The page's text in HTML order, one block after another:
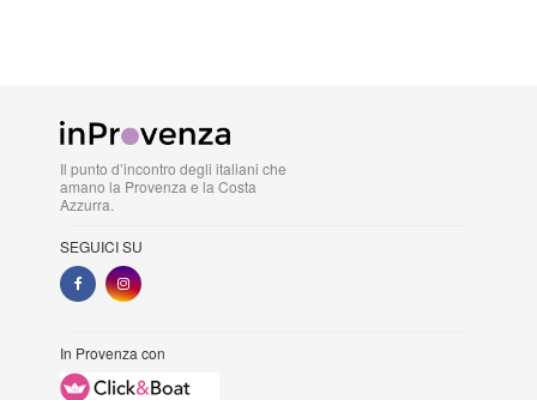
Il punto d’incontro degli italiani che
amano la Provenza e la Costa
Azzurra.
SEGUICI SU
In Provenza con